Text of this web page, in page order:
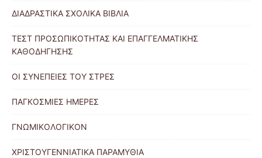
ΔΙΑΔΡΑΣΤΙΚΑ ΣΧΟΛΙΚΑ ΒΙΒΛΙΑ
ΤΕΣΤ ΠΡΟΣΩΠΙΚΟΤΗΤΑΣ ΚΑΙ ΕΠΑΓΓΕΛΜΑΤΙΚΗΣ
ΚΑΘΟΔΗΓΗΣΗΣ
ΟΙ ΣΥΝΕΠΕΙΕΣ ΤΟΥ ΣΤΡΕΣ
ΠΑΓΚΟΣΜΙΕΣ ΗΜΕΡΕΣ
ΓΝΩΜΙΚΟΛΟΓΙΚΟΝ
ΧΡΙΣΤΟΥΓΕΝΝΙΑΤΙΚΑ ΠΑΡΑΜΥΘΙΑ